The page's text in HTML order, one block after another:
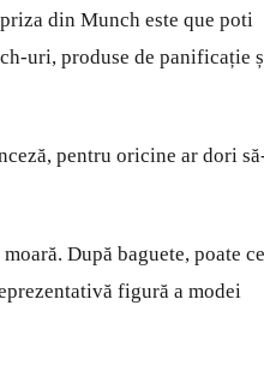
din Munch este que poti
uri, produse de panificație
pentru oricine ar dori
După baguete, poate
figură a modei